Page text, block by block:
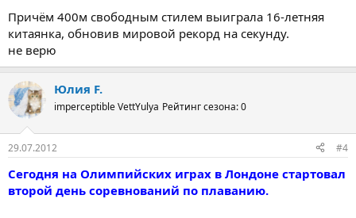
Причём 400м свободным стилем выиграла 16-летняя
китаянка, обновив мировой рекорд на секунду.
не верю
Юлия F.
imperceptible VettYulya Рейтинг сезона: 0
29.07.2012 #4
Сегодня на Олимпийских играх в Лондоне стартовал
второй день соревнований по плаванию.